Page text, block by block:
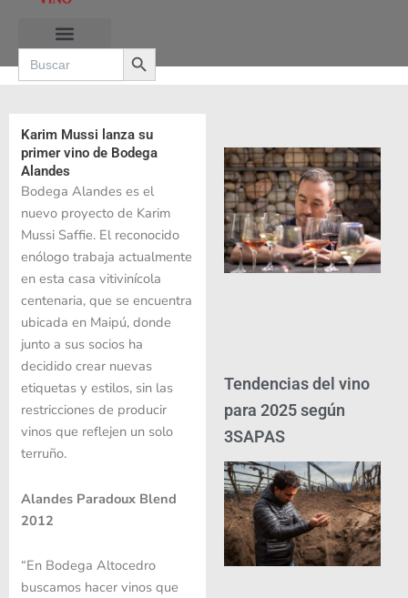
contenido
Search
for:
Search Button
Karim Mussi lanza su
primer vino de Bodega
Alandes
Bodega Alandes es el
nuevo proyecto de Karim
Mussi Saffie. El reconocido
enólogo trabaja actualmente
en esta casa vitivinícola
centenaria, que se encuentra
ubicada en Maipú, donde
junto a sus socios ha
decidido crear nuevas
etiquetas y estilos, sin las
restricciones de producir
vinos que reflejen un solo
terruño.
Alandes Paradoux Blend
2012
“En Bodega Altocedro
buscamos hacer vinos que
Tendencias del vino
para 2025 según
3SAPAS